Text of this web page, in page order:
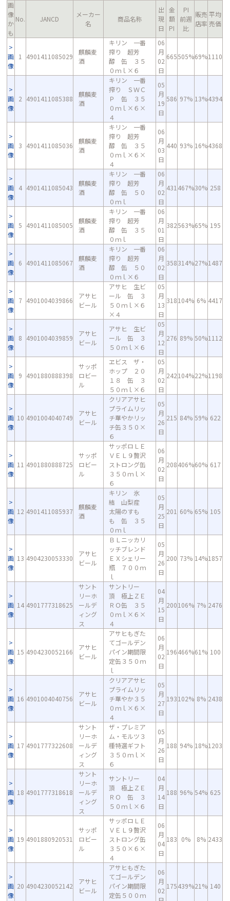
画
像
か
も
No. JANCD
メーカー
名
商品名称
出
現
日
金
額
PI
PI
前週
比
販売
店率
平均
売価
画
像
1 4901411085029
麒麟麦
酒
キリン 一番
搾り 超芳
醇 缶 ３５
０ｍｌ×６
06
月
02
日
665505%69%1110
画
像
2 4901411085388
麒麟麦
酒
キリン 一番
搾り ＳＷＣ
Ｐ 缶 ３５
０ｍｌ×６×
４
05
月
19
日
586 97% 13%4394
画
像
3 4901411085036
麒麟麦
酒
キリン 一番
搾り 超芳
醇 缶 ３５
０ｍｌ×６×
４
06
月
03
日
440 93% 16%4368
画
像
4 4901411085043
麒麟麦
酒
キリン 一番
搾り 超芳
醇 缶 ５０
０ｍｌ
06
月
02
日
431 467%30% 258
画
像
5 4901411085005
麒麟麦
酒
キリン 一番
搾り 超芳
醇 缶 ３５
０ｍｌ
06
月
01
日
382563%65% 195
画
像
6 4901411085067
麒麟麦
酒
キリン 一番
搾り 超芳
醇 缶 ５０
０ｍｌ×６
06
月
02
日
358314%27%1487
画
像
7 4901004039866
アサヒ
ビール
アサヒ 生ビ
ール 缶 ３
５０ｍｌ×６
×４
05
月
13
日
318104% 6% 4417
画
像
8 4901004039859
アサヒ
ビール
アサヒ 生ビ
ール 缶 ３
５０ｍｌ×６
05
月
12
日
276 89% 50%1112
画
像
9 4901880888398
サッポ
ロビー
ル
ヱビス ザ・
ホップ ２０
１８ 缶 ３
５０ｍｌ×６
05
月
02
日
242104%22%1198
画
像
10 4901004040749
アサヒ
ビール
クリアアサヒ
プライムリッ
チ華やかリッ
チ缶３５０×
６
05
月
26
日
215 84% 59% 622
画
像
11 4901880888725
サッポ
ロビー
ル
サッポロＬＥ
ＶＥＬ９贅沢
ストロング缶
３５０ｍｌ×
６
06
月
02
日
208406%60% 617
画
像
12 4901411085937
麒麟麦
酒
キリン 氷
結 山梨産
太陽のすも
も 缶 ３５
０ｍｌ
05
月
25
日
201 60% 65% 105
画
像
13 4904230053330
アサヒ
ビール
ＢＬニッカリ
ッチブレンド
ＥＸシェリー
瓶 ７００ｍ
ｌ
05
月
26
日
200 73% 14%1857
画
像
14 4901777318625
サント
リーホ
ールデ
ィング
ス
サントリー
頂 極上ＺＥ
ＲＯ缶 ３５
０ｍｌ×６×
４
04
月
15
日
200106% 7% 2476
画
像
15 4904230052166
アサヒ
ビール
アサヒもぎた
てゴールデン
パイン期間限
定缶３５０ｍ
ｌ
06
月
02
日
196466%61% 100
画
像
16 4901004040756
アサヒ
ビール
クリアアサヒ
プライムリッ
チ華やか３５
０ｍｌ×６×
４
05
月
27
日
193102% 8% 2438
画
像
17 4901777322608
サント
リーホ
ールデ
ィング
ス
ザ・プレミア
ム・モルツ３
種特選ギフト
３５０ｍｌ×
６
05
月
26
日
188 94% 18%1203
画
像
18 4901777318618
サント
リーホ
ールデ
ィング
ス
サントリー
頂 極上ＺＥ
ＲＯ 缶 ３
５０ｍｌ×６
04
月
14
日
188 96% 54% 625
画
像
19 4901880920531
サッポ
ロビー
ル
サッポロＬＥ
ＶＥＬ９贅沢
ストロング缶
３５０×６×
４
06
月
04
日
183 0% 8% 2433
画
像
20 4904230052142
アサヒ
ビール
アサヒもぎた
てゴールデン
パイン期間限
定缶５００ｍ
06
月
02
175439%21% 140